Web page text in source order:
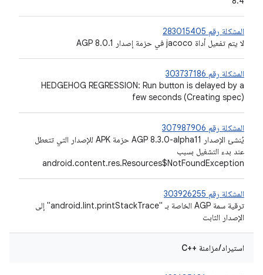
المشكلة رقم 283015405
لا يتم تفعيل أداة jacoco في حزمة إصدار AGP 8.0.1
المشكلة رقم 303737186
HEDGEHOG REGRESSION: Run button is delayed by a
few seconds (Creating spec)
المشكلة رقم 307987906
يُنشئ الإصدار AGP 8.3.0-alpha11 حزمة APK للإصدار التي تتعطل
عند بدء التشغيل بسبب
android.content.res.Resources$NotFoundException
المشكلة رقم 303926255
ترقية سمة AGP الخاصة بـ "android.lint.printStackTrace" إلى
الإصدار الثابت
استيراد/مزامنة C++‎